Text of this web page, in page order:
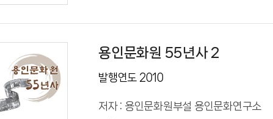
용인문화원 55년사 2
발행연도 2010
저자 : 용인문화원부설 용인문화연구소